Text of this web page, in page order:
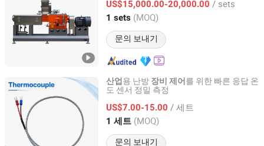
US$15,000.00-20,000.00 / sets
1 sets (MOQ)
문의 보내기
Shandong, China 이후 2025
산업용 난방 장비 제어를 위한 빠른 응답 온
도 센서 정밀 측정
US$7.00-15.00 / 세트
1 세트 (MOQ)
문의 보내기
Quanzhou Shunkai Automation Equipment Co., Ltd
Fujian, China 이후 2025